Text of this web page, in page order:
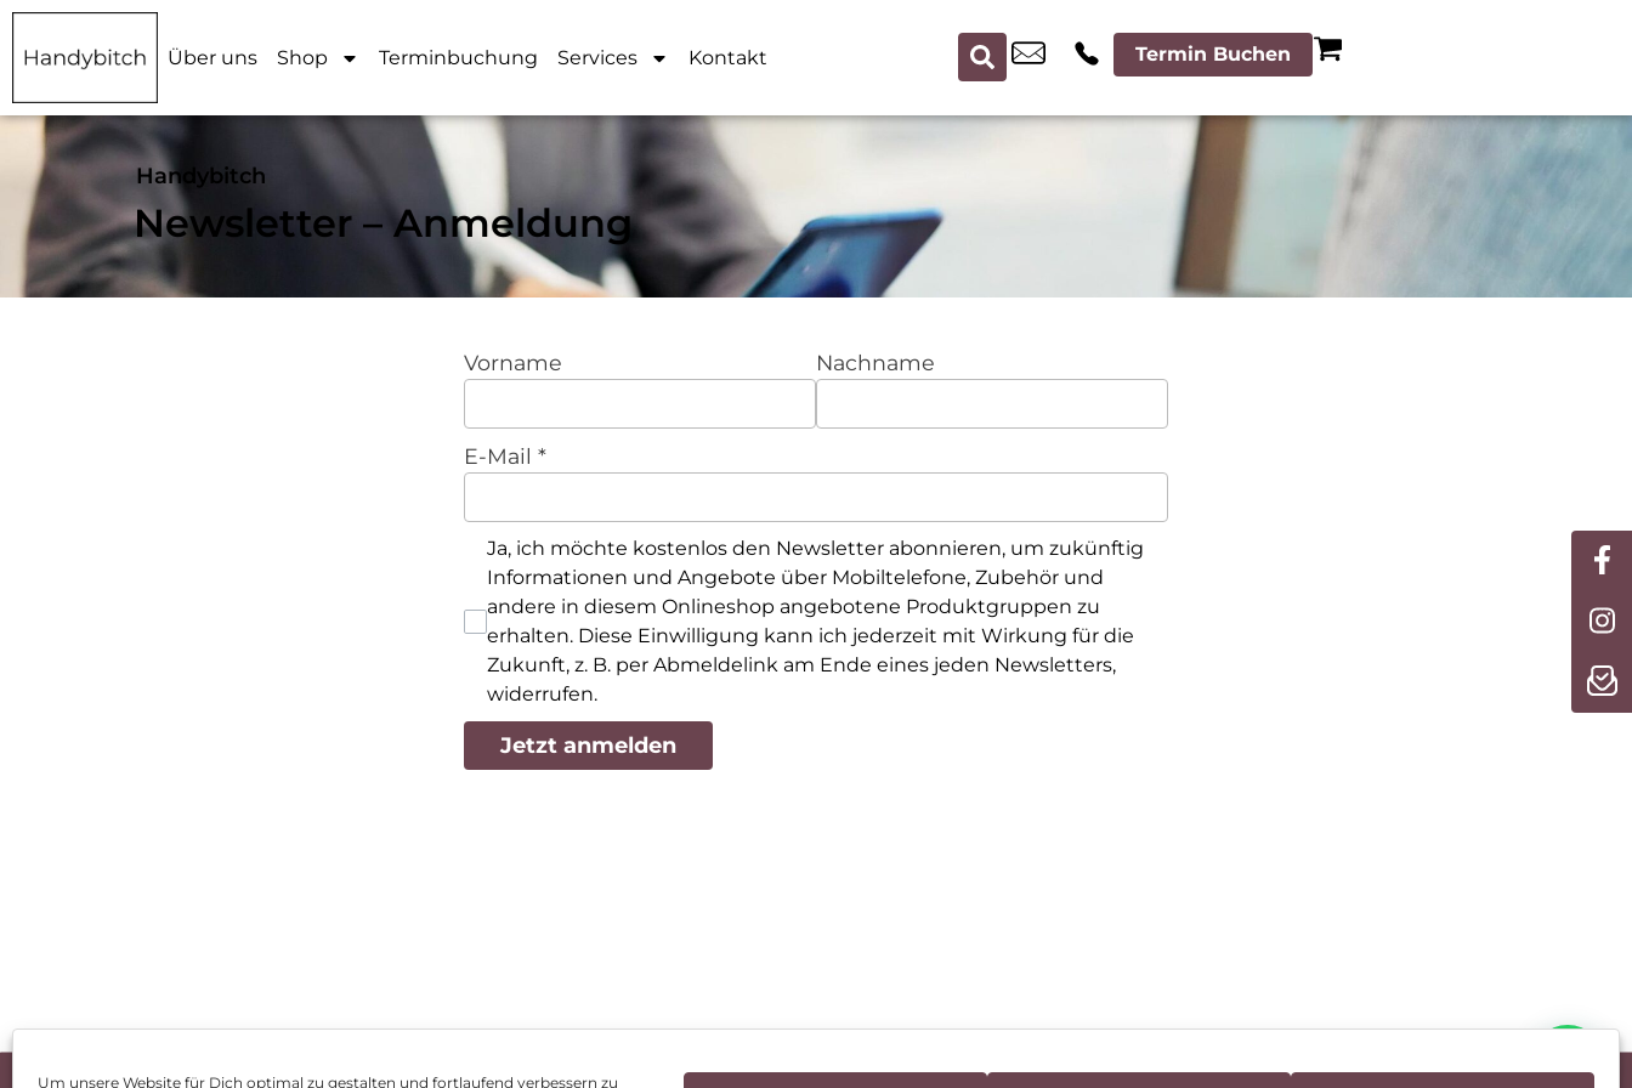
Um unsere Website für Dich optimal zu gestalten und fortlaufend verbessern zu
Über uns Shop Terminbuchung Services Kontakt Termin Buchen
Handybitch
Newsletter – Anmeldung
Vorname Nachname
E-Mail *
Ja, ich möchte kostenlos den Newsletter abonnieren, um zukünftig
Informationen und Angebote über Mobiltelefone, Zubehör und
andere in diesem Onlineshop angebotene Produktgruppen zu
erhalten. Diese Einwilligung kann ich jederzeit mit Wirkung für die
Zukunft, z. B. per Abmeldelink am Ende eines jeden Newsletters,
widerrufen.
Jetzt anmelden